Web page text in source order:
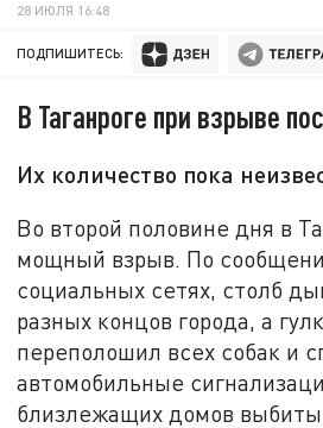
28 ИЮЛЯ 16:48
ПОДПИШИТЕСЬ:
В Таганроге при взрыве
Их количество пока
Во второй половине дня в
мощный взрыв. По
социальных сетях, столб
разных концов города, а
переполошил всех собак и
автомобильные
близлежащих домов выбиты